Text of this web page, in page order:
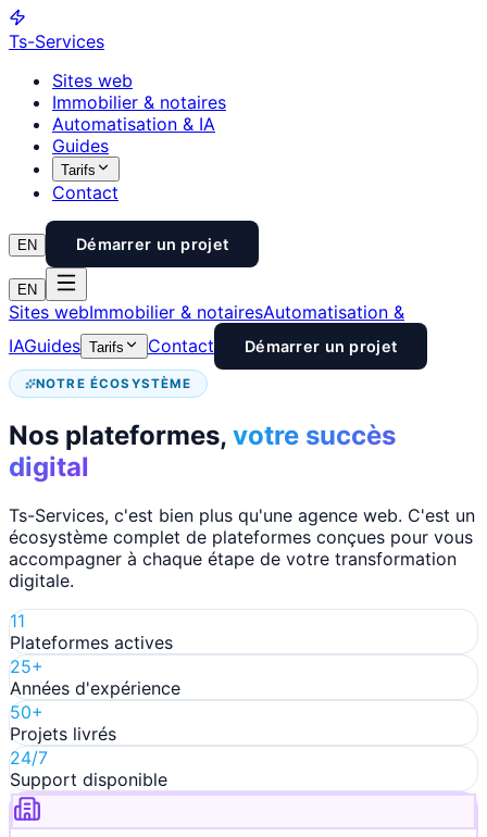
Ts-Services
Sites web
Immobilier & notaires
Automatisation & IA
Guides
Tarifs
Contact
EN Démarrer un projet
EN
Sites webImmobilier & notairesAutomatisation &
IAGuides Tarifs Contact Démarrer un projet
NOTRE ÉCOSYSTÈME
Nos plateformes, votre succès
digital
Ts-Services, c'est bien plus qu'une agence web. C'est un
écosystème complet de plateformes conçues pour vous
accompagner à chaque étape de votre transformation
digitale.
11
Plateformes actives
25+
Années d'expérience
50+
Projets livrés
24/7
Support disponible